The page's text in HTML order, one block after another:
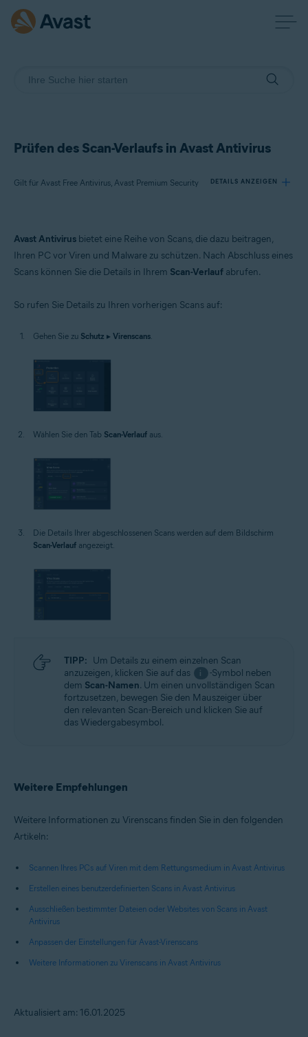
Prüfen des Scan-Verlaufs in Avast Antivirus
Gilt für Avast Free Antivirus, Avast Premium Security DETAILS ANZEIGEN
Produkte:
Avast Free Antivirus
Avast Antivirus bietet eine Reihe von Scans, die dazu beitragen,
Ihren PC vor Viren und Malware zu schützen. Nach Abschluss eines
Scans können Sie die Details in Ihrem Scan-Verlauf abrufen.
So rufen Sie Details zu Ihren vorherigen Scans auf:
Gehen Sie zu Schutz ▸ Virenscans.
Wählen Sie den Tab Scan-Verlauf aus.
Die Details Ihrer abgeschlossenen Scans werden auf dem Bildschirm
Scan-Verlauf angezeigt.
TIPP: Um Details zu einem einzelnen Scan
anzuzeigen, klicken Sie auf das
i
-Symbol neben
dem Scan-Namen. Um einen unvollständigen Scan
fortzusetzen, bewegen Sie den Mauszeiger über
den relevanten Scan-Bereich und klicken Sie auf
das Wiedergabesymbol.
Weitere Empfehlungen
Weitere Informationen zu Virenscans finden Sie in den folgenden
Artikeln:
Scannen Ihres PCs auf Viren mit dem Rettungsmedium in Avast Antivirus
Erstellen eines benutzerdefinierten Scans in Avast Antivirus
Ausschließen bestimmter Dateien oder Websites von Scans in Avast
Antivirus
Anpassen der Einstellungen für Avast-Virenscans
Weitere Informationen zu Virenscans in Avast Antivirus
Aktualisiert am: 16.01.2025